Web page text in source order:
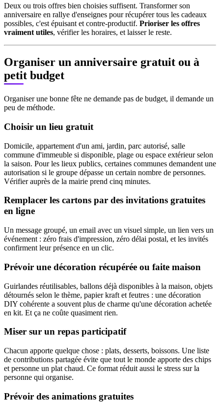
Deux ou trois offres bien choisies suffisent. Transformer son
anniversaire en rallye d'enseignes pour récupérer tous les cadeaux
possibles, c'est épuisant et contre-productif. Prioriser les offres
vraiment utiles, vérifier les horaires, et laisser le reste.
Organiser un anniversaire gratuit ou à
petit budget
Organiser une bonne fête ne demande pas de budget, il demande un
peu de méthode.
Choisir un lieu gratuit
Domicile, appartement d'un ami, jardin, parc autorisé, salle
commune d'immeuble si disponible, plage ou espace extérieur selon
la saison. Pour les lieux publics, certaines communes demandent une
autorisation si le groupe dépasse un certain nombre de personnes.
Vérifier auprès de la mairie prend cinq minutes.
Remplacer les cartons par des invitations gratuites
en ligne
Un message groupé, un email avec un visuel simple, un lien vers un
événement : zéro frais d'impression, zéro délai postal, et les invités
confirment leur présence en un clic.
Prévoir une décoration récupérée ou faite maison
Guirlandes réutilisables, ballons déjà disponibles à la maison, objets
détournés selon le thème, papier kraft et feutres : une décoration
DIY cohérente a souvent plus de charme qu'une décoration achetée
en kit. Et ça ne coûte quasiment rien.
Miser sur un repas participatif
Chacun apporte quelque chose : plats, desserts, boissons. Une liste
de contributions partagée évite que tout le monde apporte des chips
et personne un plat chaud. Ce format réduit aussi le stress sur la
personne qui organise.
Prévoir des animations gratuites